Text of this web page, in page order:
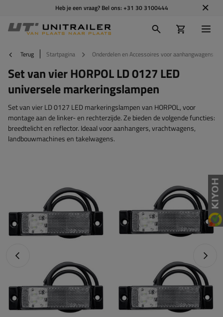
Heb je een vraag? Bel ons: +31 30 3100444
Terug Startpagina Onderdelen en Accessoires voor aanhangwagens
Set van vier HORPOL LD 0127 LED
universele markeringslampen
Set van vier LD 0127 LED markeringslampen van HORPOL, voor
montage aan de linker- en rechterzijde. Ze bieden de volgende functies:
breedtelicht en reflector. Ideaal voor aanhangers, vrachtwagens,
landbouwmachines en takelwagens.
Vorige foto